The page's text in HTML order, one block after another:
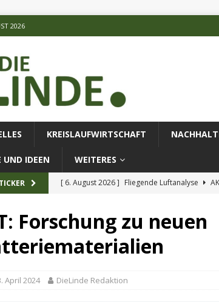
2026
KREISLAUFWIRTSCHAFT
UND IDEEN WEITERES
[ 6. August 2026 ] Fliegende Luftanalyse
AKTUELLES
[ 6. August 2026 ] Projekt des Deutschen
Forschung zu neuen
April 2024 DieLinde Redaktion